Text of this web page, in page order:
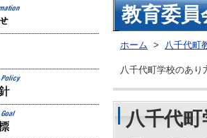
お知らせ
教育方針
教育目標
教育委員
ホーム > 八千代町
八千代町学校のあり
八千代